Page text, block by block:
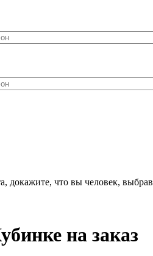
докажите, что вы человек, выбрав
на заказ